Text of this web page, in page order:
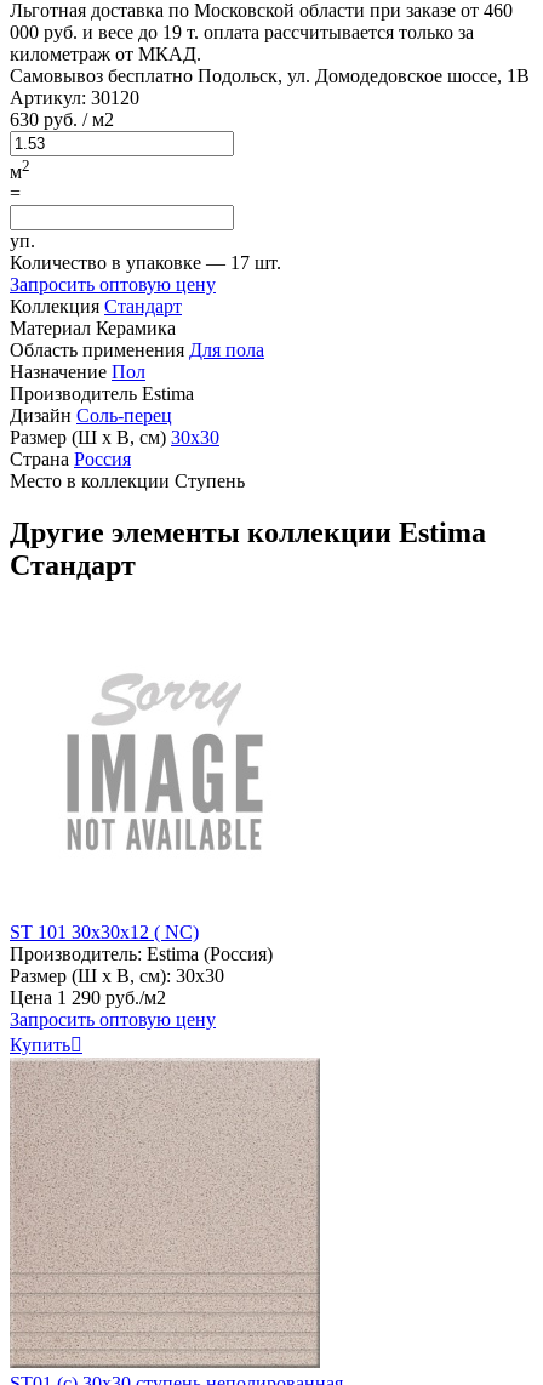
Льготная доставка по Московской области при заказе от 460
000 руб. и весе до 19 т. оплата рассчитывается только за
километраж от МКАД.
Самовывоз бесплатно Подольск, ул. Домодедовское шоссе, 1В
Артикул: 30120
630 руб. / м2
м2
=
уп.
Количество в упаковке — 17 шт.
Запросить оптовую цену
Коллекция Стандарт
Материал Керамика
Область применения Для пола
Назначение Пол
Производитель Estima
Дизайн Соль-перец
Размер (Ш х В, см) 30х30
Страна Россия
Место в коллекции Ступень
Другие элементы коллекции Estima
Стандарт
ST 101 30x30x12 ( NC)
Производитель: Estima (Россия)
Размер (Ш х В, см): 30х30
Цена 1 290 руб./м2
Запросить оптовую цену
Купить